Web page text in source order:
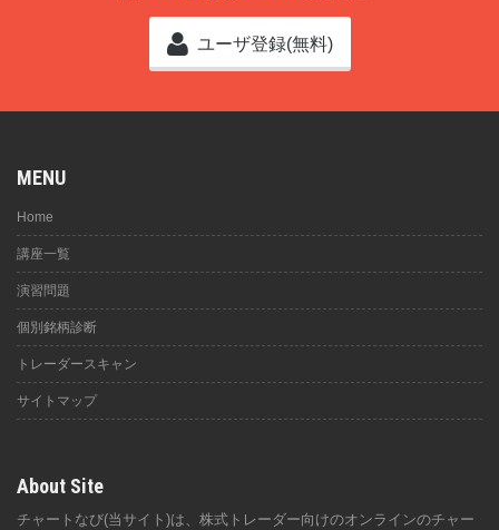
ユーザ登録(無料)
MENU
Home
講座一覧
演習問題
個別銘柄診断
トレーダースキャン
サイトマップ
About Site
チャートなび(当サイト)は、株式トレーダー向けのオンラインのチャー